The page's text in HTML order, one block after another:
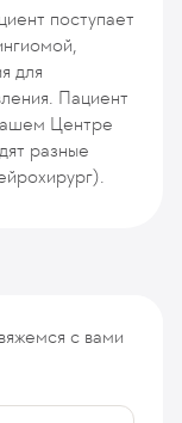
поступает
для
Пациент
Центре
разные
с вами